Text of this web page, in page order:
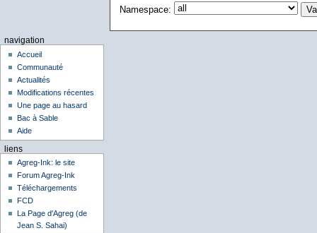
Namespace:
navigation
Accueil
Communauté
Actualités
Modifications récentes
Une page au hasard
Bac à Sable
Aide
liens
Agreg-Ink: le site
Forum Agreg-Ink
Téléchargements
FCD
La Page d'Agreg (de
Jean S. Sahai)